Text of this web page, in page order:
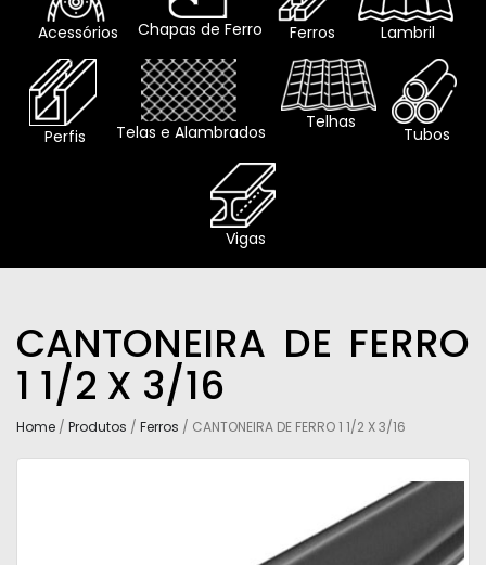
Acessórios Chapas de Ferro Ferros Lambril
Perfis Telas e Alambrados
Telhas
Tubos
Vigas
CANTONEIRA DE FERRO
1 1/2 X 3/16
Home / Produtos / Ferros / CANTONEIRA DE FERRO 1 1/2 X 3/16